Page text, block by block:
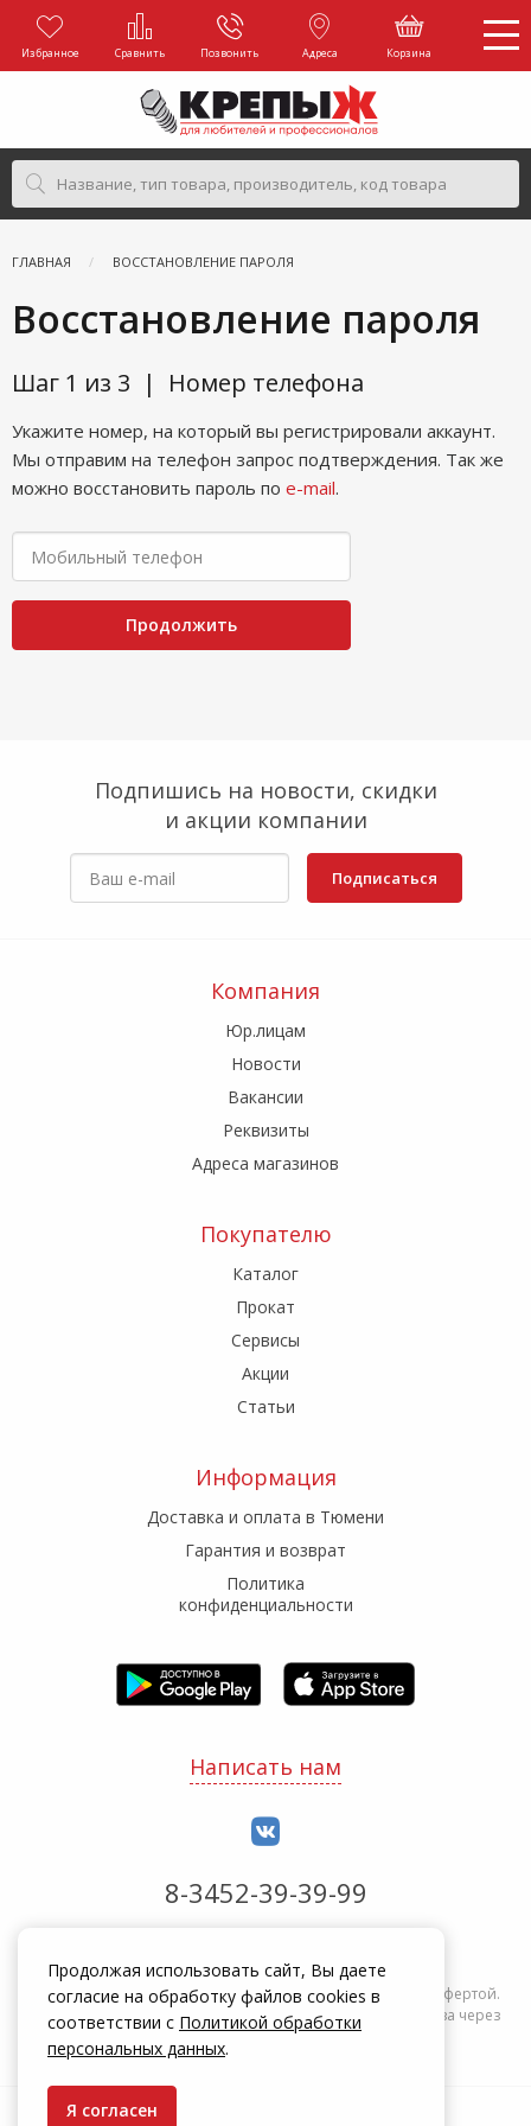
Избранное Сравнить Позвонить Адреса Корзина
ГЛАВНАЯ ВОССТАНОВЛЕНИЕ ПАРОЛЯ
Восстановление пароля
Шаг 1 из 3 | Номер телефона
Укажите номер, на который вы регистрировали аккаунт.
Мы отправим на телефон запрос подтверждения. Так же
можно восстановить пароль по e-mail.
Продолжить
Подпишись на новости, скидки
и акции компании
Подписаться
Компания
Юр.лицам
Новости
Вакансии
Реквизиты
Адреса магазинов
Покупателю
Каталог
Прокат
Сервисы
Акции
Статьи
Информация
Доставка и оплата в Тюмени
Гарантия и возврат
Политика
конфиденциальности
Написать нам
8-3452-39-39-99
Информация на сайте zakrepi.ru не является публичной офертой.
Указанные цены действуют только при оформлении заказа через
интернет-магазин zakrepi.ru.
Продолжая использовать сайт, Вы даете
согласие на обработку файлов cookies в
соответствии с Политикой обработки
персональных данных.
Я согласен